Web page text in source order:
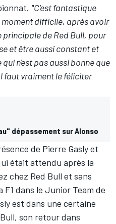
"C'est fantastique
moment difficile, après avoir
de Red Bull, pour
et être aussi constant et
n'est pas aussi bonne que
faut vraiment le féliciter
dépassement sur Alonso
de Pierre Gasly et
était attendu après la
chez Red Bull et sans
dans le Junior Team de
est dans une certaine
son retour dans